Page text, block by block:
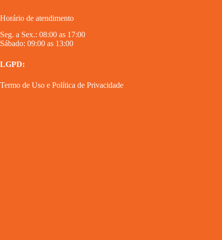
Horário de atendimento
Seg. a Sex.: 08:00 as 17:00
Sábado: 09:00 as 13:00
LGPD:
Termo de Uso e Política de Privacidade